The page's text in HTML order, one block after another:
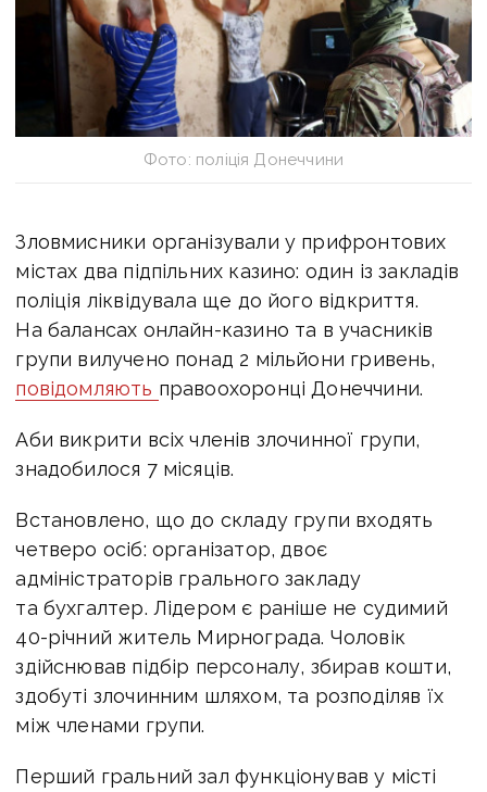
Фото: поліція Донеччини
Зловмисники організували у прифронтових
містах два підпільних казино: один із закладів
поліція ліквідувала ще до його відкриття.
На балансах онлайн-казино та в учасників
групи вилучено понад 2 мільйони гривень,
повідомляють правоохоронці Донеччини.
Аби викрити всіх членів злочинної групи,
знадобилося 7 місяців.
Встановлено, що до складу групи входять
четверо осіб: організатор, двоє
адміністраторів грального закладу
та бухгалтер. Лідером є раніше не судимий
40-річний житель Мирнограда. Чоловік
здійснював підбір персоналу, збирав кошти,
здобуті злочинним шляхом, та розподіляв їх
між членами групи.
Перший гральний зал функціонував у місті